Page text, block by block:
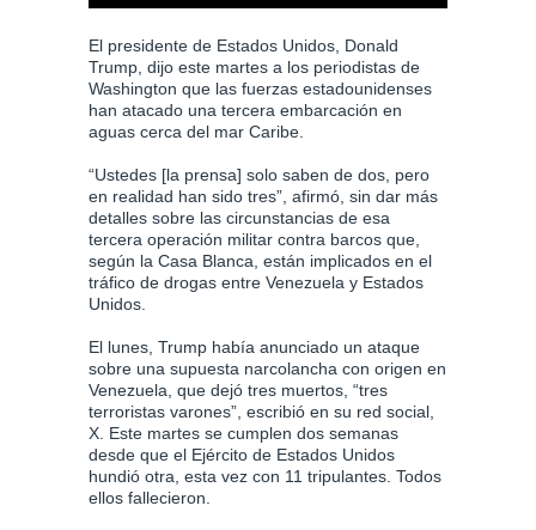
El presidente de Estados Unidos, Donald
Trump, dijo este martes a los periodistas de
Washington que las fuerzas estadounidenses
han atacado una tercera embarcación en
aguas cerca del mar Caribe.
“Ustedes [la prensa] solo saben de dos, pero
en realidad han sido tres”, afirmó, sin dar más
detalles sobre las circunstancias de esa
tercera operación militar contra barcos que,
según la Casa Blanca, están implicados en el
tráfico de drogas entre Venezuela y Estados
Unidos.
El lunes, Trump había anunciado un ataque
sobre una supuesta narcolancha con origen en
Venezuela, que dejó tres muertos, “tres
terroristas varones”, escribió en su red social,
X. Este martes se cumplen dos semanas
desde que el Ejército de Estados Unidos
hundió otra, esta vez con 11 tripulantes. Todos
ellos fallecieron.